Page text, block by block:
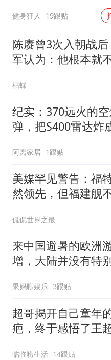
健身狂人 19跟贴
陈赓曾3次入朝战
军认为：他根本就
枯蝶
纪实：370远火的
弹，把S400雷达炸
了
阿离家居 1跟贴
美媒罕见警告：福
然领先，但福建舰
侃侃世界之最
来中国避暑的欧洲
增，大陆并没有特
果妈聊娱乐 3跟贴
超哥揭开自己童年
疤，终于感悟了王
临临唠生活 14跟贴